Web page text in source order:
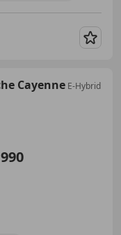
Cayenne E-Hybrid